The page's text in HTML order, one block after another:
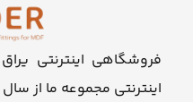
فروشگاهی اینترنتی